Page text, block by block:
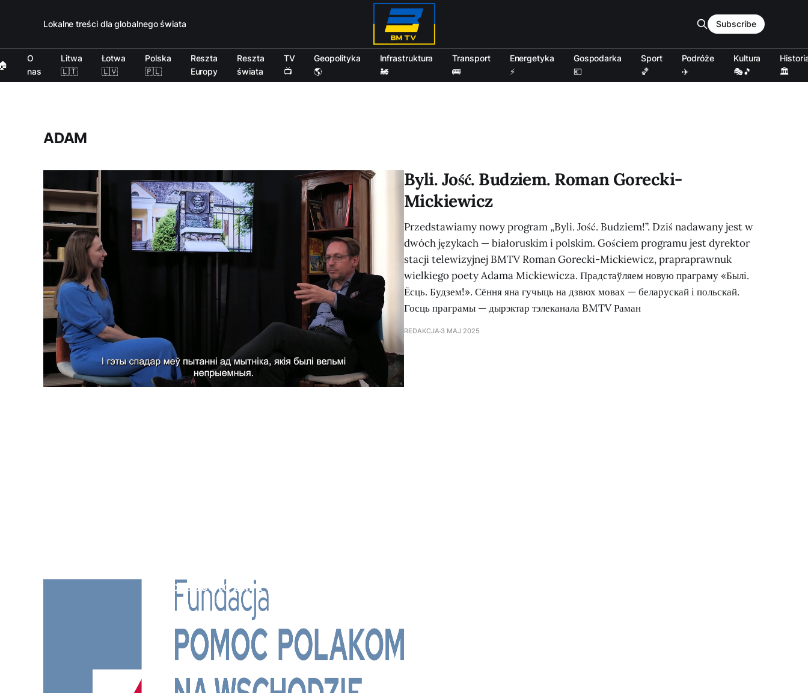
Lokalne treści dla globalnego świata
O
nas
Litwa
🇱🇹
Łotwa
🇱🇻
Polska
🇵🇱
Reszta
Europy
Reszta
świata
TV
📺
Geopolityka
🌎
Infrastruktura
🚂
Transport
🚌
Energetyka
⚡
Gospodarka
💶
Sport
🏀
Podróże
✈️
Kultura
🎭🎵
🏛️
Subscribe
ADAM
Byli. Jość. Budziem. Roman Gorecki-
Mickiewicz
Przedstawiamy nowy program „Byli. Jość. Budziem!”. Dziś nadawany jest w
dwóch językach — białoruskim i polskim. Gościem programu jest dyrektor
stacji telewizyjnej BMTV Roman Gorecki-Mickiewicz, prapraprawnuk
wielkiego poety Adama Mickiewicza. Прадстаўляем новую праграму «Былі.
Ёсць. Будзем!». Сёння яна гучыць на дзвюх мовах — беларускай і польскай.
Госць праграмы — дырэктар тэлеканала BMTV Раман
REDAKCJA 3 MAJ 2025
Subscribe to BM TV - Bridge Media TV - Wielokulturowy kanał telewizyjny na Litwie